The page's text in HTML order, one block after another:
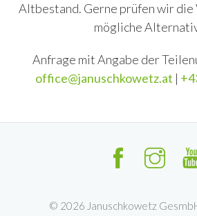
Altbestand. Gerne prüfen wir die
mögliche
Anfrage mit Angabe der
office@januschkowetz.at |
© 2026 Januschkowetz